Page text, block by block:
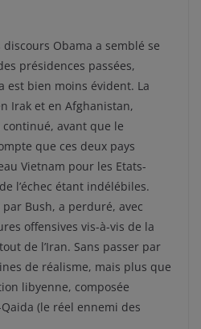
Obama a semblé se
présidences passées,
est bien moins évident. La
Irak et en Afghanistan,
continué, avant que le
que ces deux pays
Vietnam pour les Etats-
l’échec étant indélébiles.
par Bush, a perduré, avec
offensives vis-à-vis de la
de l’Iran. Sans passer par
de réalisme, mais plus que
libyenne, composée
Qaida (le réel ennemi des